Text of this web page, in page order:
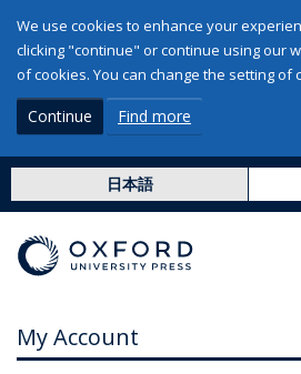
We use cookies to enhance your
clicking "continue" or continue using our
of cookies. You can change the setting of
Continue Find more
日本語
My Account